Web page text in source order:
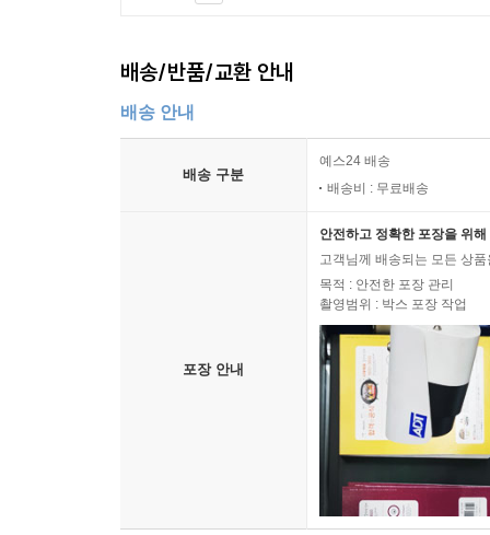
나 건조하게 만들고, 아니면 다른 방식으로 이 행
의 개체수 감소에 인간이 필연적으로 점점 더 큰
명체의 각 개체 차원에서 전 지구적으로 생물학
걸 목격하고 있다. (…) 내가 지금 말할 수 있는 건
도로 증명되었다는 것, 그리고 이 주제의 다양한
고 블로거들에 불과하지만, 앞으로 십 년 내지 이
우리가 우리의 재정적인 능력에 비해 너무 앞서
에 사용하는 수상쩍은 사내가 샬럿 창고에 사무
였고, 저 깊은 곳에서부터 올라오는 경고 메시지
먼 존재다─우리의 부동산 중개업자인 앤디가 했
데, 아무튼 누군가가 전화할지도 모르겠다는 것이
--- p.524
배송/반품/교환 안내
배송 안내
배송 구분
예스24 배송
배송비 : 무료배송
포장 안내
안전하고 정확한 포장을 위
고객님께 배송되는 모든 상
목적 : 안전한 포장 관리
촬영범위 : 박스 포장 작업